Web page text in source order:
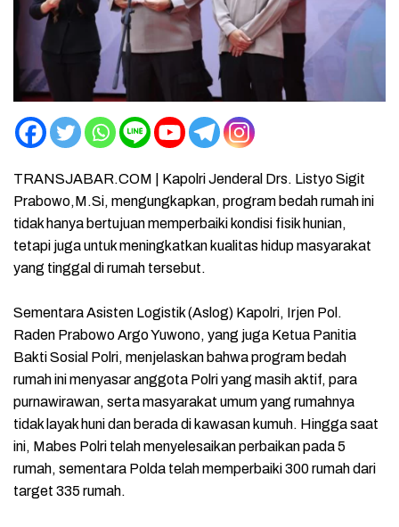
TRANSJABAR.COM | Kapolri Jenderal Drs. Listyo Sigit
Prabowo,M.Si, mengungkapkan, program bedah rumah ini
tidak hanya bertujuan memperbaiki kondisi fisik hunian,
tetapi juga untuk meningkatkan kualitas hidup masyarakat
yang tinggal di rumah tersebut.
Sementara Asisten Logistik (Aslog) Kapolri, Irjen Pol.
Raden Prabowo Argo Yuwono, yang juga Ketua Panitia
Bakti Sosial Polri, menjelaskan bahwa program bedah
rumah ini menyasar anggota Polri yang masih aktif, para
purnawirawan, serta masyarakat umum yang rumahnya
tidak layak huni dan berada di kawasan kumuh. Hingga saat
ini, Mabes Polri telah menyelesaikan perbaikan pada 5
rumah, sementara Polda telah memperbaiki 300 rumah dari
target 335 rumah.